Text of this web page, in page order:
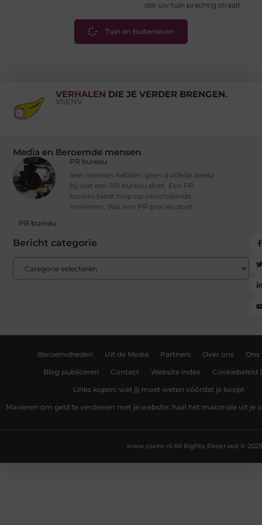
dat uw tuin prachtig straalt
Tuin en buitenleven
VERHALEN DIE JE VERDER BRENGEN.
VSENV
Media en Beroemde mensen
PR bureau
Veel mensen hebben geen duidelijk beeld
bij wat een PR bureau doet. Een PR
bureau biedt hulp op verschillende
manieren. Wat een PR precies doet
PR bureau
Bericht categorie
Beroemdheden Uit de Media Partners Over ons Ons
Blog publiceren Contact Website index Cookiebeleid
Links kopen: wat jij moet weten vóórdat je koopt
Manieren om geld te verdienen met je website: haal het maximale uit je
All Rights Reserved © 2025
www.vsenv.nl.